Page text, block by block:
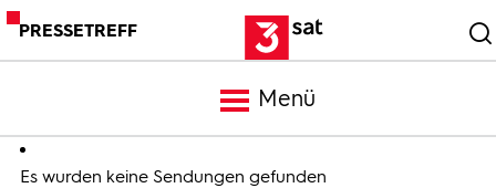
PRESSETREFF
Menü
Meldungen
Es wurden keine Sendungen gefunden